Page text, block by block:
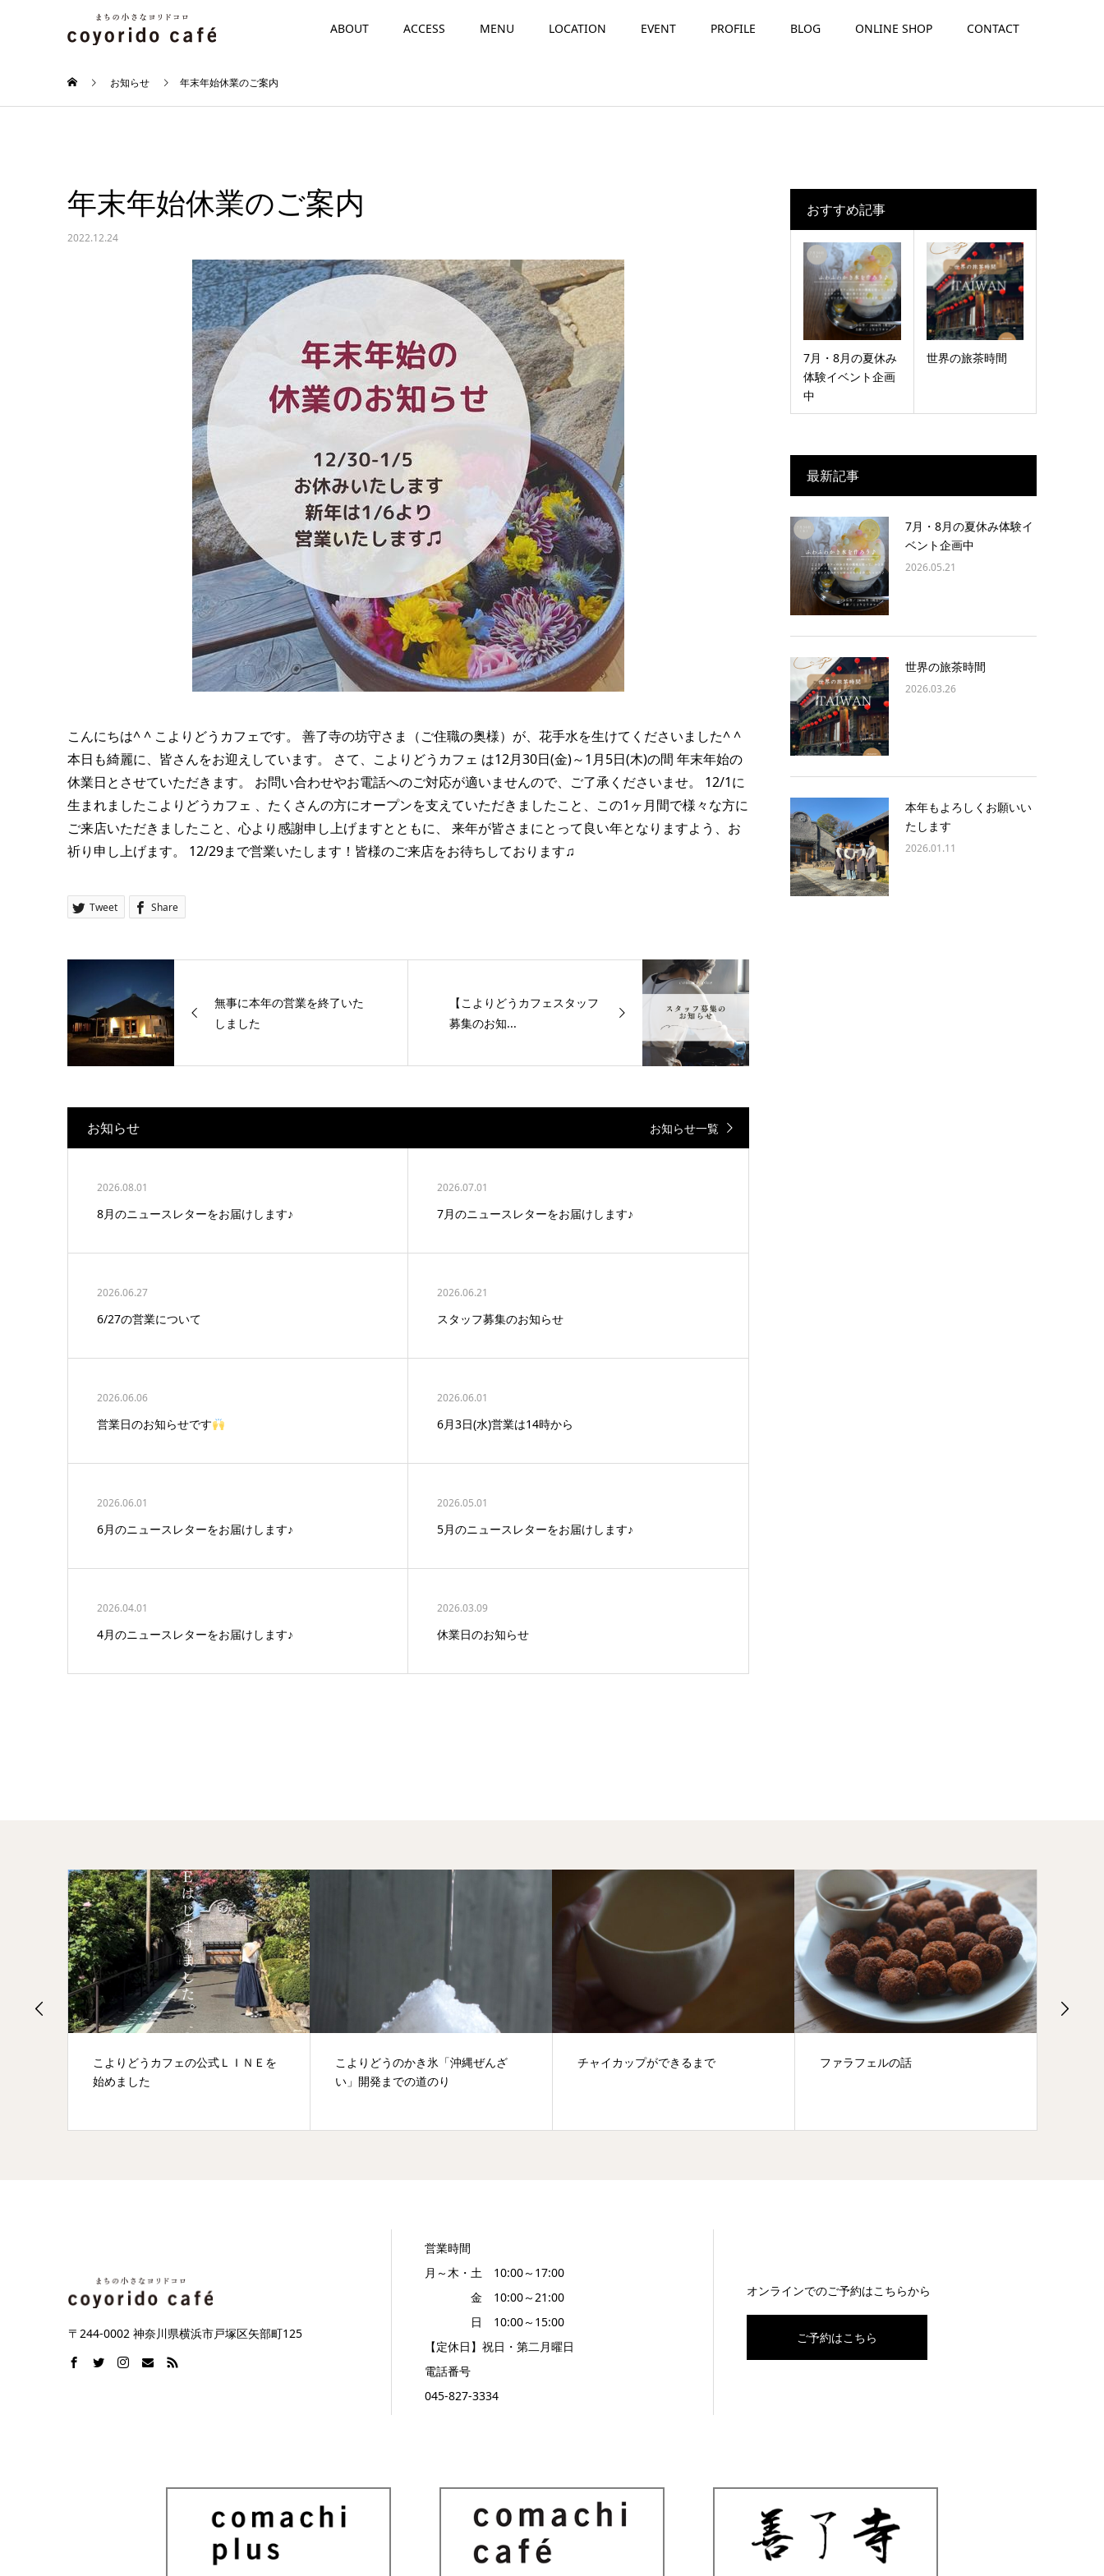
ABOUT ACCESS MENU LOCATION EVENT PROFILE BLOG ONLINE SHOP CONTACT
お知らせ 年末年始休業のご案内
年末年始休業のご案内
2022.12.24
こんにちは^ ^ こよりどうカフェです。 善了寺の坊守さま（ご住職の奥様）が、花手水を生けてくださいました^ ^
本日も綺麗に、皆さんをお迎えしています。 さて、こよりどうカフェ は12月30日(金)～1月5日(木)の間 年末年始の
休業日とさせていただきます。 お問い合わせやお電話へのご対応が適いませんので、ご了承くださいませ。 12/1に
生まれましたこよりどうカフェ 、たくさんの方にオープンを支えていただきましたこと、この1ヶ月間で様々な方に
ご来店いただきましたこと、心より感謝申し上げますとともに、 来年が皆さまにとって良い年となりますよう、お
祈り申し上げます。 12/29まで営業いたします！皆様のご来店をお待ちしております♫
Tweet Share
無事に本年の営業を終了いた
しました
【こよりどうカフェスタッフ
募集のお知...
お知らせ お知らせ一覧
2026.08.01
8月のニュースレターをお届けします♪
2026.07.01
7月のニュースレターをお届けします♪
2026.06.27
6/27の営業について
2026.06.21
スタッフ募集のお知らせ
2026.06.06
営業日のお知らせです
2026.06.01
6月3日(水)営業は14時から
2026.06.01
6月のニュースレターをお届けします♪
2026.05.01
5月のニュースレターをお届けします♪
2026.04.01
4月のニュースレターをお届けします♪
2026.03.09
休業日のお知らせ
おすすめ記事
7月・8月の夏休み
体験イベント企画
中
世界の旅茶時間
最新記事
7月・8月の夏休み体験イ
ベント企画中
2026.05.21
世界の旅茶時間
2026.03.26
本年もよろしくお願いい
たします
2026.01.11
こよりどうカフェの公式ＬＩＮＥを
始めました
こよりどうのかき氷「沖縄ぜんざ
い」開発までの道のり
チャイカップができるまで ファラフェルの話
〒244-0002 神奈川県横浜市戸塚区矢部町125
営業時間
月～木・土 10:00～17:00
金 10:00～21:00
日 10:00～15:00
【定休日】祝日・第二月曜日
電話番号
045-827-3334
オンラインでのご予約はこちらから
ご予約はこちら